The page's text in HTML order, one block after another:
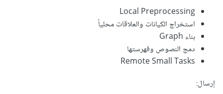
Local Preprocessing
استخراج الكيانات والعلاقات محلياً
بناء Graph
دمج النصوص وفهرستها
Remote Small Tasks
إرسال: